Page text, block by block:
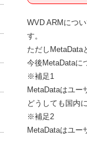
WVD ARMにつ
す。
ただしMetaData
今後MetaDataに
※補足1
MetaDataはユー
どうしても国内
※補足2
MetaDataはユー